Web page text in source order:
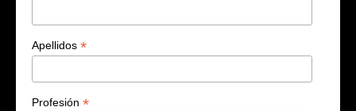
Apellidos *
Profesión *